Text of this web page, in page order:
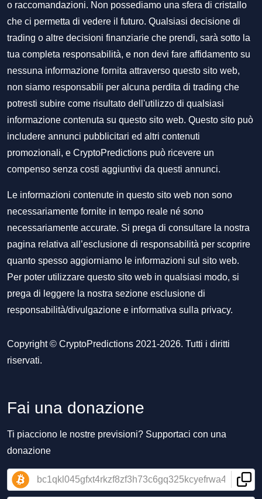
o raccomandazioni. Non possediamo una sfera di cristallo
che ci permetta di vedere il futuro. Qualsiasi decisione di
trading o altre decisioni finanziarie che prendi, sarà sotto la
tua completa responsabilità, e non devi fare affidamento su
nessuna informazione fornita attraverso questo sito web,
non siamo responsabili per alcuna perdita di trading che
potresti subire come risultato dell'utilizzo di qualsiasi
informazione contenuta su questo sito web. Questo sito può
includere annunci pubblicitari ed altri contenuti
promozionali, e CryptoPredictions può ricevere un
compenso senza costi aggiuntivi da questi annunci.
Le informazioni contenute in questo sito web non sono
necessariamente fornite in tempo reale né sono
necessariamente accurate. Si prega di consultare la nostra
pagina relativa all’esclusione di responsabilità per scoprire
quanto spesso aggiorniamo le informazioni sul sito web.
Per poter utilizzare questo sito web in qualsiasi modo, si
prega di leggere la nostra sezione esclusione di
responsabilità/divulgazione e informativa sulla privacy.
Copyright © CryptoPredictions 2021-2026. Tutti i diritti
riservati.
Fai una donazione
Ti piacciono le nostre previsioni? Supportaci con una
donazione